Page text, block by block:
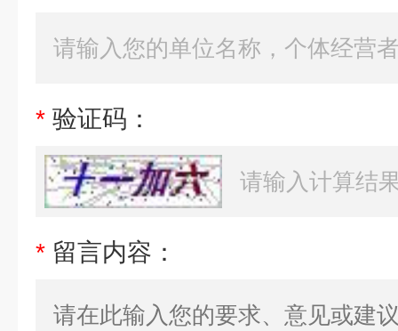
* 验证码：
* 留言内容：